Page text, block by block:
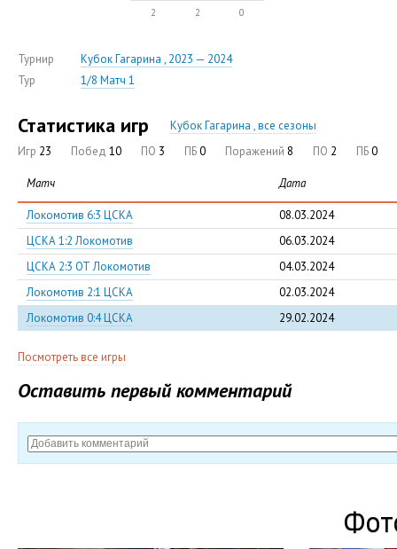
2
2 0
Турнир
Кубок Гагарина , 2023 — 2024
Тур
1/8 Матч 1
Статистика игр
Кубок Гагарина , все сезоны
Игр 23 Побед 10 ПО 3 ПБ0 Поражений 8 ПО 2 ПБ0
Матч Дата
Локомотив 6:3 ЦСКА
08.03.2024
ЦСКА 1:2 Локомотив
06.03.2024
ЦСКА 2:3 ОТ Локомотив
04.03.2024
Локомотив 2:1 ЦСКА
02.03.2024
Локомотив 0:4 ЦСКА
29.02.2024
Посмотреть все игры
Оставить первый комментарий